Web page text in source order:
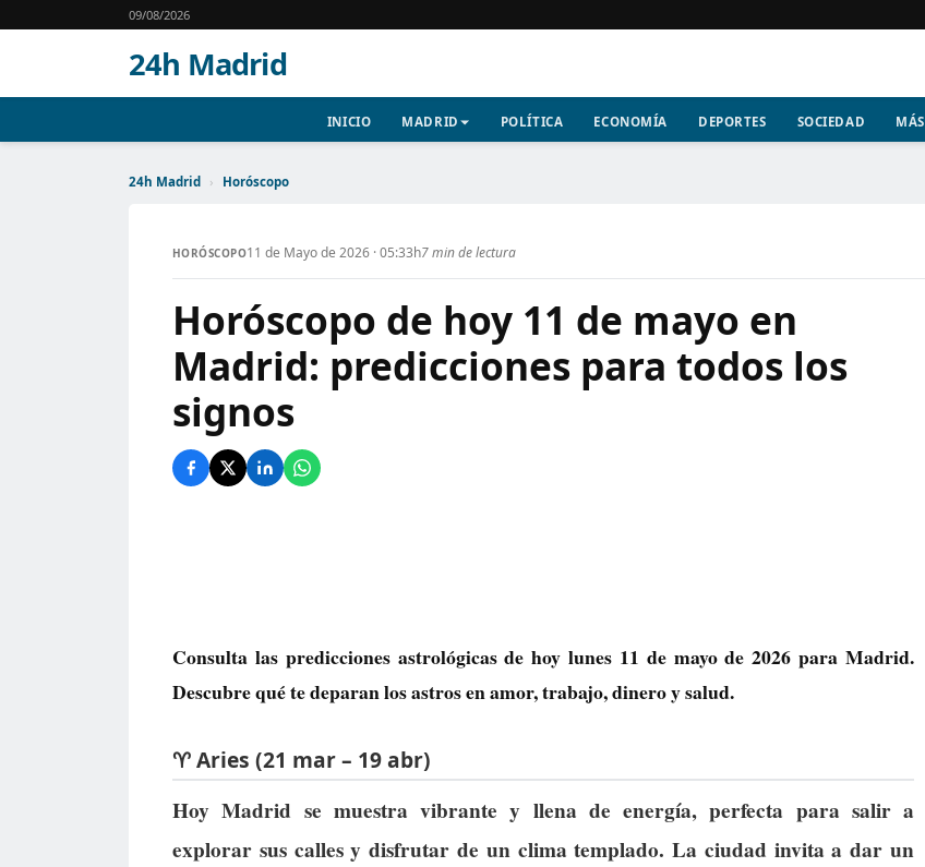
09/08/2026
24h Madrid
INICIO MADRID POLÍTICA ECONOMÍA DEPORTES SOCIEDAD MÁS
24h Madrid › Horóscopo
HORÓSCOPO11 de Mayo de 2026 · 05:33h7 min de lectura
Horóscopo de hoy 11 de mayo en
Madrid: predicciones para todos los
signos
Consulta las predicciones astrológicas de hoy lunes 11 de mayo de 2026 para Madrid.
Descubre qué te deparan los astros en amor, trabajo, dinero y salud.
♈ Aries (21 mar – 19 abr)
Hoy Madrid se muestra vibrante y llena de energía, perfecta para salir a
explorar sus calles y disfrutar de un clima templado. La ciudad invita a dar un